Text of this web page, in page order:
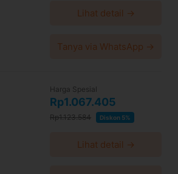
Lihat detail →
Tanya via WhatsApp →
Harga Spesial
Rp1.067.405
Rp1.123.584 Diskon 5%
Lihat detail →